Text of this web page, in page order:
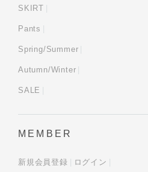
SKIRT
Pants
Spring/Summer
Autumn/Winter
SALE
MEMBER
新規会員登録 ログイン